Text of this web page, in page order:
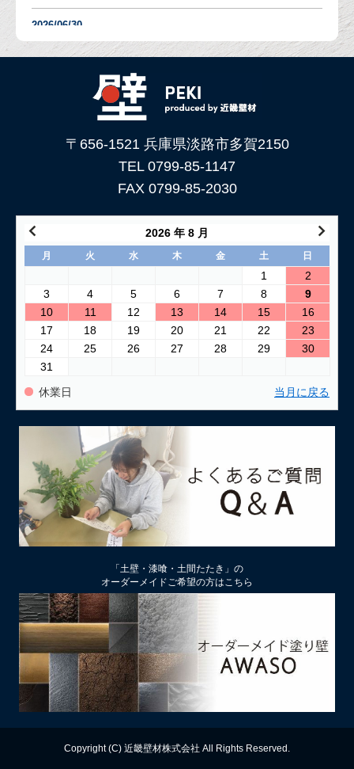
2026/06/30
塗り壁の「吸水調整」とは？DIYでも失敗しないための重要な
下地処理を解説
「土壁」と「漆喰」 仕上がり表情はどんな違いがある？
2026/05/29
土壁仕上げ材「塗ってくれい」がリニューアルしました！
コンクリートに土壁を塗る方法
2026/04/04
仕上げ材（漆喰や土壁）が部分的に剥がれた壁の塗り替え方法
2026/03/24
古い壁の塗り替え｜失敗しない下地処理のポイント
2026/03/06
「壁カラー」はどんな塗り壁材の着色に使える もちろん土壁
にも！
土壁リフォーム時アクが出たり、出なかったりするのはなぜ？
2026/02/12
土壁仕上げ材「塗ってくれい」「やすらぎ」の色をうすく、淡
くするには
2026/01/22
厚付け補修用中塗り漆喰ドカッと！は滑らかな表面にもできる
2026/01/09
【塗り替え下地処理】ビニールクロスは剥がさず下地処理する
のがおすすめ
2025/12/13
漆喰の上に土壁は塗れるのか？
〒656-1521 兵庫県淡路市多賀2150
TEL 0799-85-1147
FAX 0799-85-2030
2026 年 8 月
月 火 水 木 金 土 日
1
2
3
4 5 6 7 8
9
10
11 12 13 14 15
16
17
18 19 20 21 22
23
24
25 26 27 28 29
30
31
休業日 当月に戻る
「土壁・漆喰・土間たたき」の
オーダーメイドご希望の方はこちら
Copyright (C) 近畿壁材株式会社 All Rights Reserved.